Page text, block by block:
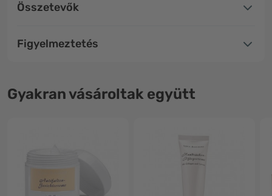
Összetevők
Figyelmeztetés
Gyakran vásároltak együtt